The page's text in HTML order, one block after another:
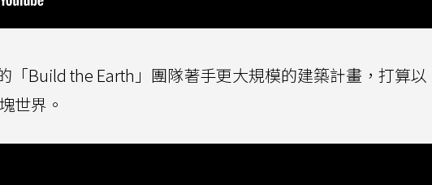
「Build the Earth」團隊著手更大規模的建築計畫，打算以
世界。